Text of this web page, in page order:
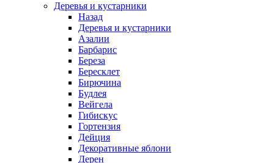
Деревья и кустарники
Назад
Деревья и кустарники
Азалии
Барбарис
Береза
Бересклет
Бирючина
Будлея
Вейгела
Гибискус
Гортензия
Дейция
Декоративные яблони
Дерен